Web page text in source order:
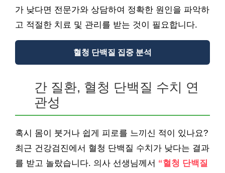
가 낮다면 전문가와 상담하여 정확한 원인을 파악하
고 적절한 치료 및 관리를 받는 것이 필요합니다.
혈청 단백질 집중 분석
간 질환, 혈청 단백질 수치 연
관성
혹시 몸이 붓거나 쉽게 피로를 느끼신 적이 있나요?
최근 건강검진에서 혈청 단백질 수치가 낮다는 결과
를 받고 놀랐습니다. 의사 선생님께서 “혈청 단백질